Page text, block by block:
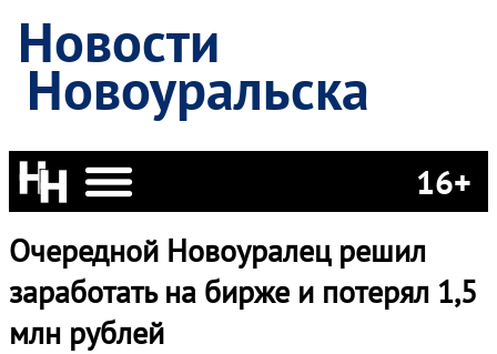
Новости
Новоуральска
16+
Очередной Новоуралец решил
заработать на бирже и потерял 1,5
млн рублей